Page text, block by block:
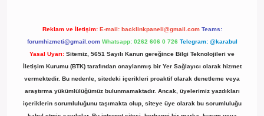
Reklam ve İletişim: E-mail: backlinkpaneli@gmail.com Teams:
forumhizmeti@gmail.com Whatsapp: 0262 606 0 726 Telegram: @karabul
Yasal Uyarı: Sitemiz, 5651 Sayılı Kanun gereğince Bilgi Teknolojileri ve
İletişim Kurumu (BTK) tarafından onaylanmış bir Yer Sağlayıcı olarak hizmet
vermektedir. Bu nedenle, sitedeki içerikleri proaktif olarak denetleme veya
araştırma yükümlülüğümüz bulunmamaktadır. Ancak, üyelerimiz yazdıkları
içeriklerin sorumluluğunu taşımakta olup, siteye üye olarak bu sorumluluğu